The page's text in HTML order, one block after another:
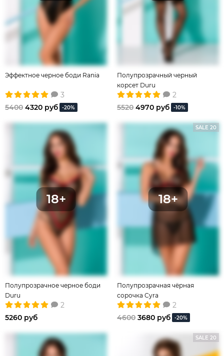
Эффектное черное боди Rania
3
5400 4320 руб -20%
Полупрозрачный черный
корсет Duru
2
5520 4970 руб -10%
Полупрозрачное черное боди
Duru
2
5260 руб
SALE 20
Полупрозрачная чёрная
сорочка Cyra
2
4600 3680 руб -20%
SALE 20